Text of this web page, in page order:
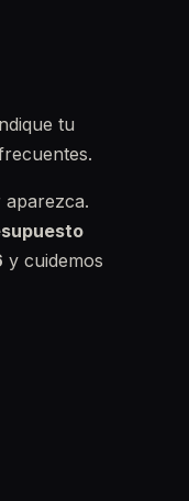
tu
y cuidemos